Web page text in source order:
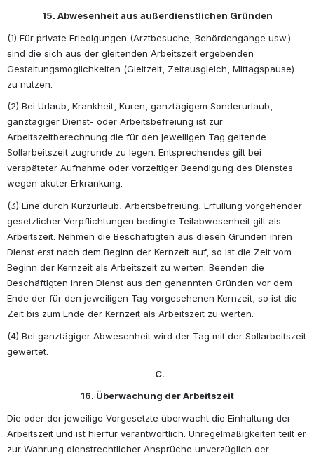
15. Abwesenheit aus außerdienstlichen Gründen
(1) Für private Erledigungen (Arztbesuche, Behördengänge usw.)
sind die sich aus der gleitenden Arbeitszeit ergebenden
Gestaltungsmöglichkeiten (Gleitzeit, Zeitausgleich, Mittagspause)
zu nutzen.
(2) Bei Urlaub, Krankheit, Kuren, ganztägigem Sonderurlaub,
ganztägiger Dienst- oder Arbeitsbefreiung ist zur
Arbeitszeitberechnung die für den jeweiligen Tag geltende
Sollarbeitszeit zugrunde zu legen. Entsprechendes gilt bei
verspäteter Aufnahme oder vorzeitiger Beendigung des Dienstes
wegen akuter Erkrankung.
(3) Eine durch Kurzurlaub, Arbeitsbefreiung, Erfüllung vorgehender
gesetzlicher Verpflichtungen bedingte Teilabwesenheit gilt als
Arbeitszeit. Nehmen die Beschäftigten aus diesen Gründen ihren
Dienst erst nach dem Beginn der Kernzeit auf, so ist die Zeit vom
Beginn der Kernzeit als Arbeitszeit zu werten. Beenden die
Beschäftigten ihren Dienst aus den genannten Gründen vor dem
Ende der für den jeweiligen Tag vorgesehenen Kernzeit, so ist die
Zeit bis zum Ende der Kernzeit als Arbeitszeit zu werten.
(4) Bei ganztägiger Abwesenheit wird der Tag mit der Sollarbeitszeit
gewertet.
C.
16. Überwachung der Arbeitszeit
Die oder der jeweilige Vorgesetzte überwacht die Einhaltung der
Arbeitszeit und ist hierfür verantwortlich. Unregelmäßigkeiten teilt er
zur Wahrung dienstrechtlicher Ansprüche unverzüglich der